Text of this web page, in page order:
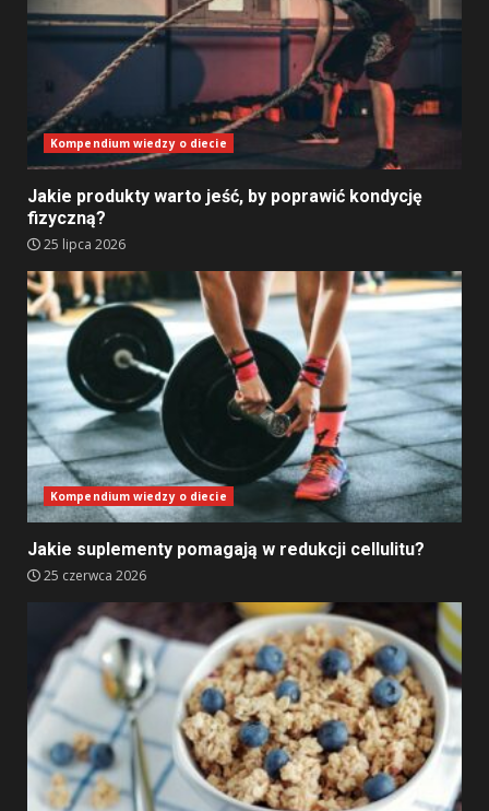
Kompendium wiedzy o diecie
Jakie produkty warto jeść, by poprawić kondycję
fizyczną?
25 lipca 2026
Kompendium wiedzy o diecie
Jakie suplementy pomagają w redukcji cellulitu?
25 czerwca 2026